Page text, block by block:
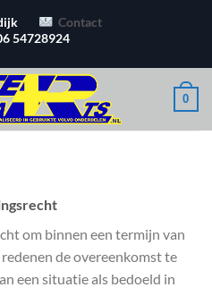
Contact
54728924
0
om binnen een termijn van
de overeenkomst te
een situatie als bedoeld in